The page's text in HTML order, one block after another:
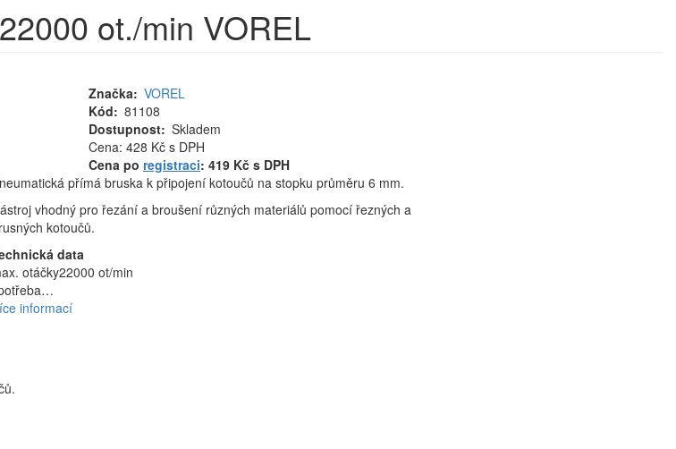
ot./min VOREL
Značka VOREL
Kód
81108
Dostupnost Skladem
Cena
MJ
Cena: 428 Kč s DPH
Cena po registraci: 419 Kč s DPH
přímá bruska k připojení kotoučů na stopku průměru 6 mm.
vhodný pro řezání a broušení různých materiálů pomocí řezných a
kotoučů.
data
otáčky22000 ot/min
informací